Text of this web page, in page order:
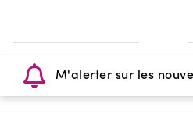
M'alerter sur les